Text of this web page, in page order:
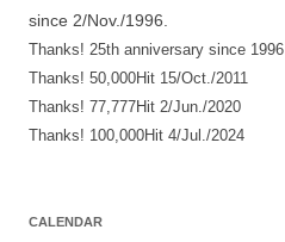
ョ
ン
since 2/Nov./1996.
Thanks! 25th anniversary since 1996
Thanks! 50,000Hit 15/Oct./2011
Thanks! 77,777Hit 2/Jun./2020
Thanks! 100,000Hit 4/Jul./2024
CALENDAR